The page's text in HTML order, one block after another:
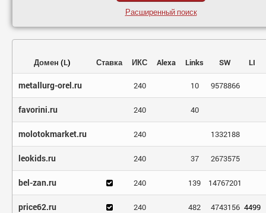
Расширенный поиск
Домен (L) Ставка ИКС Alexa Links SW LI
metallurg-orel.ru 240 10 9578866
favorini.ru 240 40
molotokmarket.ru 240 1332188
leokids.ru 240 37 2673575
bel-zan.ru 240 139 14767201
price62.ru 240 482 4743156 4499